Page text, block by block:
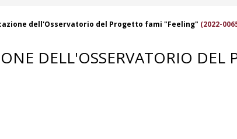
dell'Osservatorio del Progetto fami "Feeling" (2022-
DELL'OSSERVATORIO DEL